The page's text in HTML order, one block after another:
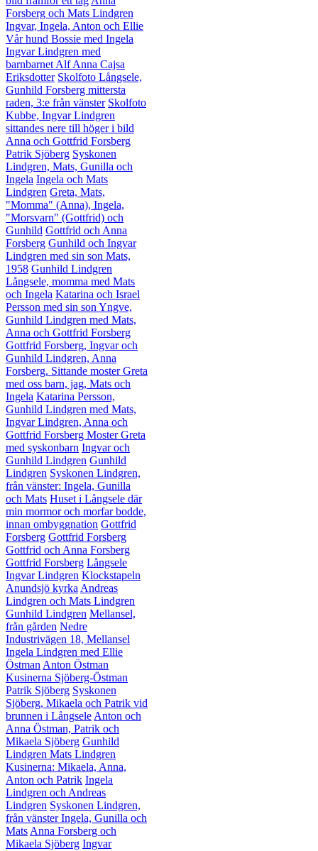
Forsberg och Mats Lindgren
Ingvar, Ingela, Anton och Ellie
Vår hund Bossie med Ingela
Ingvar Lindgren med
barnbarnet AlfAnna Cajsa
Eriksdotter Skolfoto Långsele,
Gunhild Forsberg mittersta
raden, 3:e från vänster Skolfoto
Kubbe, Ingvar Lindgren
sittandes nere till höger i bild
Anna och Gottfrid Forsberg
Patrik Sjöberg Syskonen
Lindgren, Mats, Gunilla och
Ingela Ingela och Mats
Lindgren Greta, Mats,
"Momma" (Anna), Ingela,
"Morsvarn" (Gottfrid) och
Gunhild Gottfrid och Anna
Forsberg Gunhild och Ingvar
Lindgren med sin son Mats,
1958 Gunhild Lindgren
Långsele, momma med Mats
och Ingela Katarina och Israel
Persson med sin son Yngve,
Gunhild Lindgren med Mats,
Anna och Gottfrid Forsberg
Gottfrid Forsberg, Ingvar och
Gunhild Lindgren, Anna
Forsberg. Sittande moster Greta
med oss barn, jag, Mats och
Ingela Katarina Persson,
Gunhild Lindgren med Mats,
Ingvar Lindgren, Anna och
Gottfrid Forsberg Moster Greta
med syskonbarn Ingvar och
Gunhild Lindgren Gunhild
Lindgren Syskonen Lindgren,
från vänster: Ingela, Gunilla
och Mats Huset i Långsele där
min mormor och morfar bodde,
innan ombyggnation Gottfrid
Forsberg Gottfrid Forsberg
Gottfrid och Anna Forsberg
Gottfrid Forsberg Långsele
Ingvar Lindgren Klockstapeln
Anundsjö kyrka Andreas
Lindgren och Mats Lindgren
Gunhild Lindgren Mellansel,
från gården Nedre
Industrivägen 18, Mellansel
Ingela Lindgren med Ellie
Östman Anton Östman
Kusinerna Sjöberg-Östman
Patrik Sjöberg Syskonen
Sjöberg, Mikaela och Patrik vid
brunnen i Långsele Anton och
Anna Östman, Patrik och
Mikaela Sjöberg Gunhild
Lindgren Mats Lindgren
Kusinerna: Mikaela, Anna,
Anton och Patrik Ingela
Lindgren och Andreas
Lindgren Syskonen Lindgren,
från vänster Ingela, Gunilla och
Mats Anna Forsberg och
Mikaela Sjöberg Ingvar